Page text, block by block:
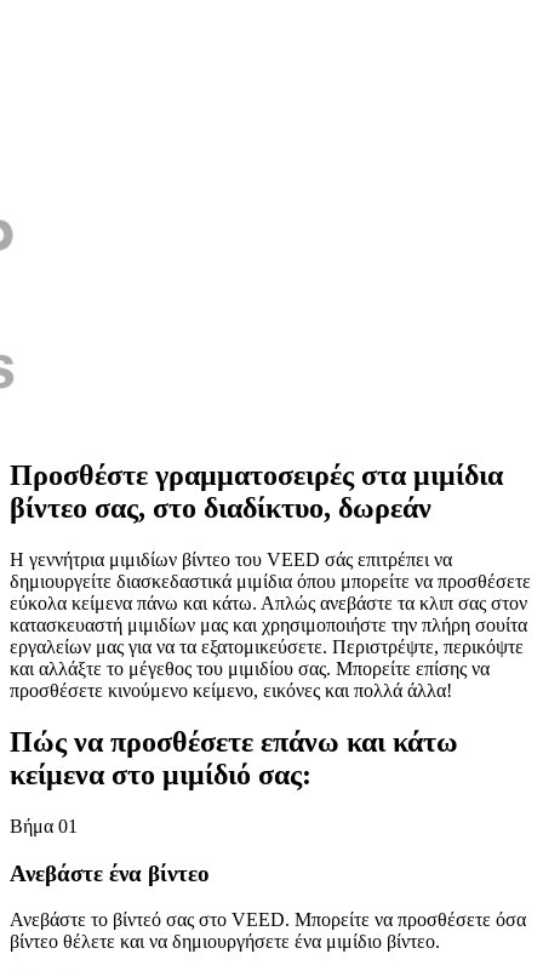
Προσθέστε γραμματοσειρές στα μιμίδια
βίντεο σας, στο διαδίκτυο, δωρεάν
Η γεννήτρια μιμιδίων βίντεο του VEED σάς επιτρέπει να
δημιουργείτε διασκεδαστικά μιμίδια όπου μπορείτε να προσθέσετε
εύκολα κείμενα πάνω και κάτω. Απλώς ανεβάστε τα κλιπ σας στον
κατασκευαστή μιμιδίων μας και χρησιμοποιήστε την πλήρη σουίτα
εργαλείων μας για να τα εξατομικεύσετε. Περιστρέψτε, περικόψτε
και αλλάξτε το μέγεθος του μιμιδίου σας. Μπορείτε επίσης να
προσθέσετε κινούμενο κείμενο, εικόνες και πολλά άλλα!
Πώς να προσθέσετε επάνω και κάτω
κείμενα στο μιμίδιό σας:
Βήμα 01
Ανεβάστε ένα βίντεο
Ανεβάστε το βίντεό σας στο VEED. Μπορείτε να προσθέσετε όσα
βίντεο θέλετε και να δημιουργήσετε ένα μιμίδιο βίντεο.